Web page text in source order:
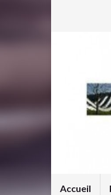
Accueil